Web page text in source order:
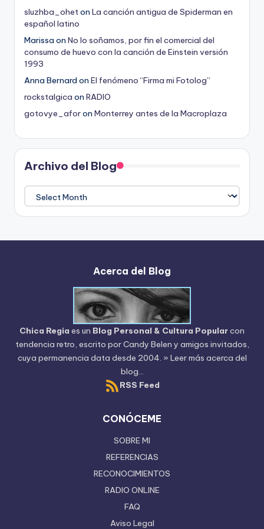
sluzhba_oheton La canción antigua de Spiderman en
español latino
Marissa on No lo soñamos, por fin el comercial del
consumo de huevo con la canción de Einstein versión
1993
Anna Bernard on El fenómeno “Firma mi Fotolog”
rockstalgica on RADIO
gotovye_aforon Monterrey antes de la Macroplaza
Archivo del Blog
Archivo
del
Blog
Acerca del Blog
Chica Regia es un Blog Personal & Cultura Popularcon
tendencia retro, escrito porCandy Belen y amigos invitados,
cuya permanencia data desde 2004. » Leer más acerca del
blog...
RSS Feed
CONÓCEME
SOBRE MI
REFERENCIAS
RECONOCIMIENTOS
RADIO ONLINE
FAQ
Aviso Legal